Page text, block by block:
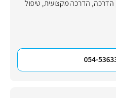
הדרכה, הדרכה מקצועית, טיפול
054-